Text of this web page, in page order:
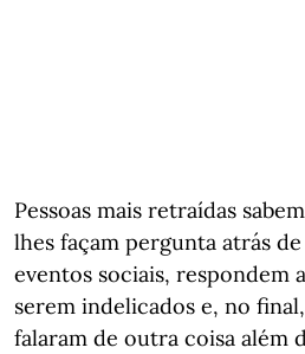
Pessoas mais retraídas
lhes façam pergunta atrás
eventos sociais, respondem
serem indelicados e, no
falaram de outra coisa além